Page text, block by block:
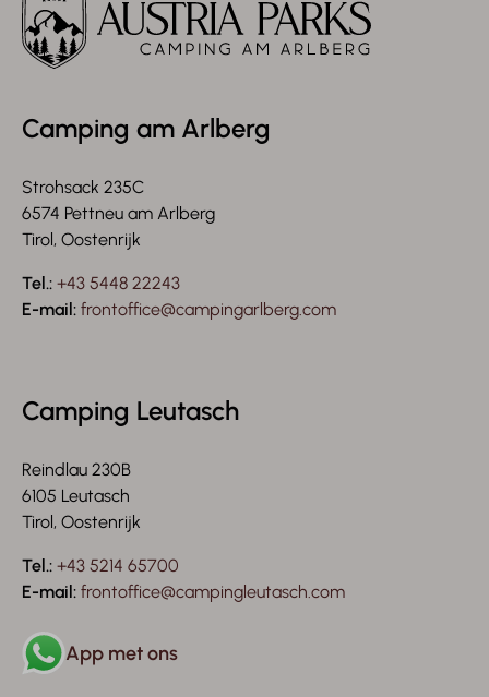
Camping am Arlberg
Strohsack 235C
6574 Pettneu am Arlberg
Tirol, Oostenrijk
Tel.: +43 5448 22243
E-mail: frontoffice@campingarlberg.com
Camping Leutasch
Reindlau 230B
6105 Leutasch
Tirol, Oostenrijk
Tel.: +43 5214 65700
E-mail: frontoffice@campingleutasch.com
App met ons